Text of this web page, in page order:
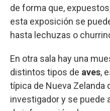
de forma que,
esta exposición se
hasta lechuzas o
En otra sala hay una
distintos tipos de aves,
típica de Nueva Zelanda
investigador y se puede